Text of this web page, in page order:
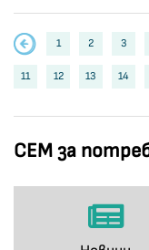
СЕМ за
1 2 3
11 12 13 14